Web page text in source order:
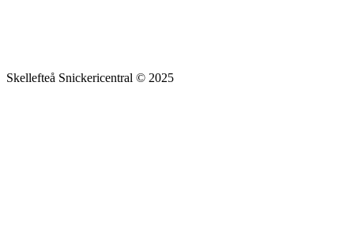
Skellefteå Snickericentral © 2025